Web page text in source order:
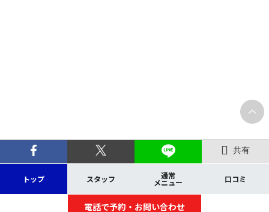
共有
トップ スタッフ 通常
メニュー 口コミ
電話で予約・お問い合わせ